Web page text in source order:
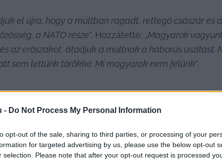
- Do Not Process My Personal Information
opt-out of the sale, sharing to third parties, or processing of your
for targeted advertising by us, please use the below opt-out
selection. Please note that after your opt-out request is processed
el újra, hogy a múltban ragadt, rettegő császár és
a NATO része”. Hozzátette: „Magyarok
az erőszakot, átadjuk a múltnak a háborús uszítást.
sem lettünk törökké. Mi magyarok nem félünk”.
kerülésük esetén az egészségügy